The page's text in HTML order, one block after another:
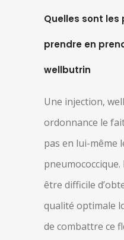
Quelles sont
prendre en
wellbutrin
Une injection,
ordonnance le
pas en lui-même
être difficile
qualité optimale
de combattre ce